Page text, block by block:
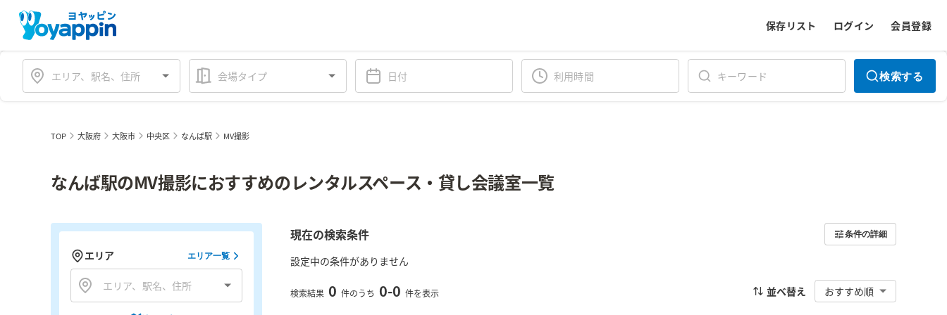
保存リスト ログイン 会員登録
会場タイプ 検索する
TOP 大阪府 大阪市 中央区 なんば駅 MV撮影
なんば駅のMV撮影におすすめのレンタルスペース・貸し会議室一覧
現在の検索条件 条件の詳細
設定中の条件がありません
検索結果 0 件のうち 0-0 件を表示 並べ替え おすすめ順
エリア エリア一覧